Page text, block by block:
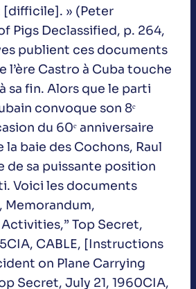
[difficile]. » (Peter
Pigs Declassified, p. 264,
publient ces documents
l’ère Castro à Cuba touche
sa fin. Alors que le parti
convoque son 8ᵉ
du 60ᵉ anniversaire
la baie des Cochons, Raul
de sa puissante position
Voici les documents
Memorandum,
Top Secret,
CABLE, [Instructions
on Plane Carrying
Secret, July 21, 1960CIA,